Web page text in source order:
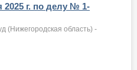
2025 г. по делу № 1-
(Нижегородская область) -